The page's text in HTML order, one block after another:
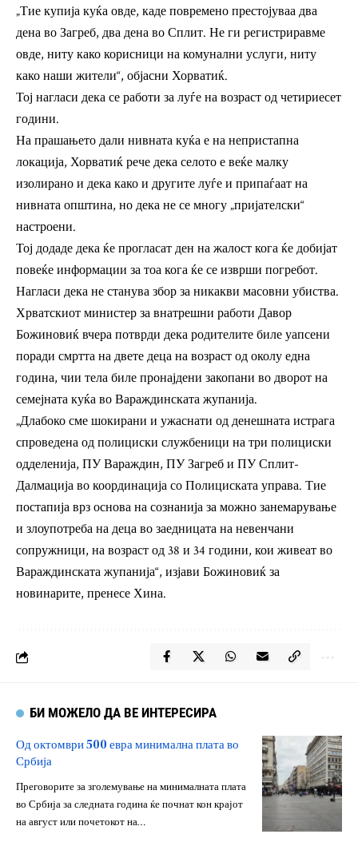
„Тие купија куќа овде, каде повремено престојуваа два
дена во Загреб, два дена во Сплит. Не ги регистриравме
овде, ниту како корисници на комунални услуги, ниту
како наши жители“, објасни Хорватиќ.
Тој нагласи дека се работи за луѓе на возраст од четириесет
години.
На прашањето дали нивната куќа е на непристапна
локација, Хорватиќ рече дека селото е веќе малку
изолирано и дека како и другите луѓе и припаѓаат на
нивната општина, но дека не се многу „пријателски“
настроени.
Тој додаде дека ќе прогласат ден на жалост кога ќе добијат
повеќе информации за тоа кога ќе се изврши погребот.
Нагласи дека не станува збор за никакви масовни убиства.
Хрватскиот министер за внатрешни работи Давор
Божиновиќ вчера потврди дека родителите биле уапсени
поради смртта на двете деца на возраст од околу една
година, чии тела биле пронајдени закопани во дворот на
семејната куќа во Вараждинската жупанија.
„Длабоко сме шокирани и ужаснати од денешната истрага
спроведена од полициски службеници на три полициски
одделенија, ПУ Вараждин, ПУ Загреб и ПУ Сплит-
Далмација во координација со Полициската управа. Тие
постапија врз основа на сознанија за можно занемарување
и злоупотреба на деца во заедницата на невенчани
сопружници, на возраст од 38 и 34 години, кои живеат во
Вараждинската жупанија“, изјави Божиновиќ за
новинарите, пренесе Хина.
БИ МОЖЕЛО ДА ВЕ ИНТЕРЕСИРА
Од октомври 500 евра минимална плата во
Србија
Преговорите за зголемување на минималната плата
во Србија за следната година ќе почнат кон крајот
на август или почетокот на…